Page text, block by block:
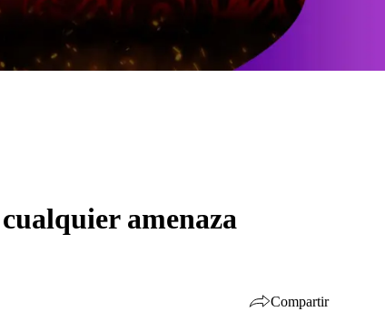
amenaza
Compartir